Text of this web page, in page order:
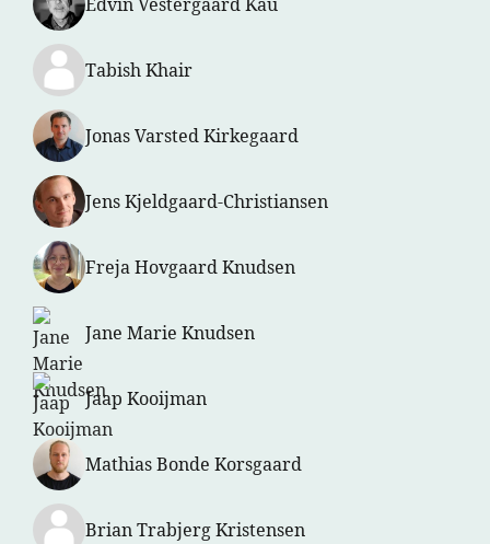
Tabish Khair
Jonas Varsted Kirkegaard
Jens Kjeldgaard-Christiansen
Freja Hovgaard Knudsen
Jane Marie Knudsen
Jaap Kooijman
Mathias Bonde Korsgaard
Brian Trabjerg Kristensen